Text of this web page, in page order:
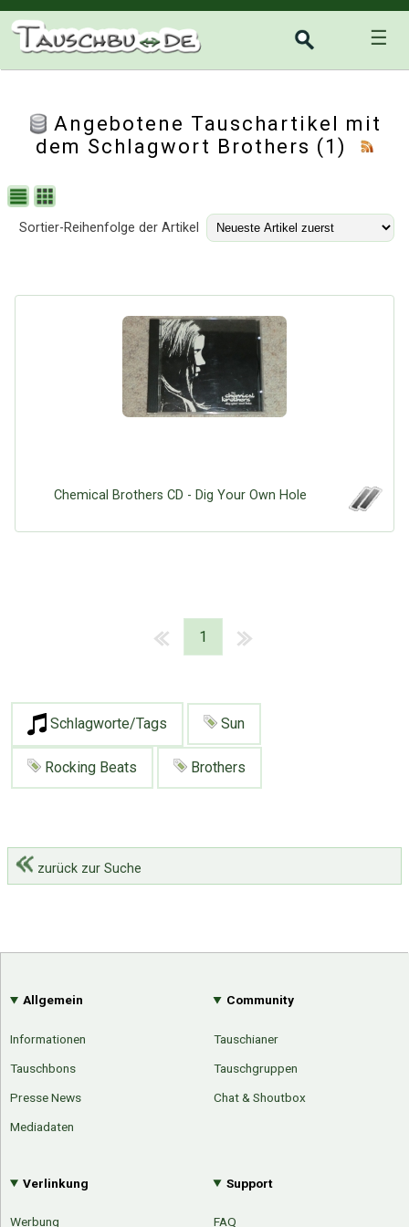
☰
Angebotene Tauschartikel mit
dem Schlagwort Brothers (1)
Sortier-Reihenfolge der Artikel
Chemical Brothers CD - Dig Your Own Hole
1
Schlagworte/Tags Sun
Rocking Beats Brothers
zurück zur Suche
Allgemein
Informationen
Tauschbons
Presse News
Mediadaten
Community
Tauschianer
Tauschgruppen
Chat & Shoutbox
Verlinkung
Werbung
Support
FAQ